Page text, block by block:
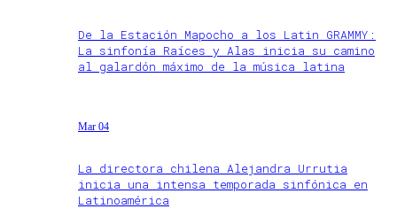
De la Estación Mapocho a los Latin GRAMMY:
La sinfonía Raíces y Alas inicia su camino
al galardón máximo de la música latina
Mar 04
La directora chilena Alejandra Urrutia
inicia una intensa temporada sinfónica en
Latinoamérica